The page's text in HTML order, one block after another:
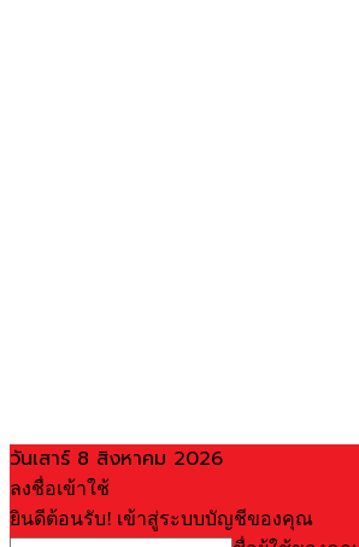
วันเสาร์ 8 สิงหาคม 2026
ลงชื่อเข้าใช้
ยินดีต้อนรับ! เข้าสู่ระบบบัญชีของคุณ